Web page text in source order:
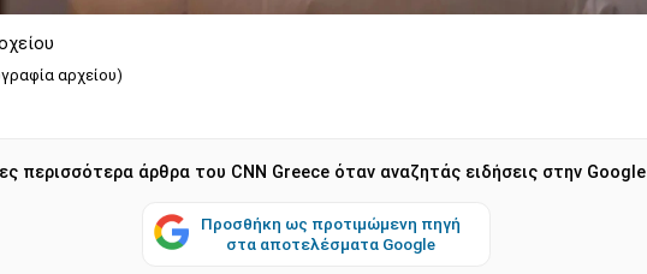
αρχείου)
περισσότερα άρθρα του CNN Greece όταν αναζητάς ειδήσεις στην Google
Προσθήκη ως προτιμώμενη πηγή
στα αποτελέσματα Google